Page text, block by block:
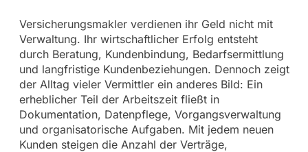
Versicherungsmakler verdienen ihr Geld nicht mit
Verwaltung. Ihr wirtschaftlicher Erfolg entsteht
durch Beratung, Kundenbindung, Bedarfsermittlung
und langfristige Kundenbeziehungen. Dennoch zeigt
der Alltag vieler Vermittler ein anderes Bild: Ein
erheblicher Teil der Arbeitszeit fließt in
Dokumentation, Datenpflege, Vorgangsverwaltung
und organisatorische Aufgaben. Mit jedem neuen
Kunden steigen die Anzahl der Verträge,